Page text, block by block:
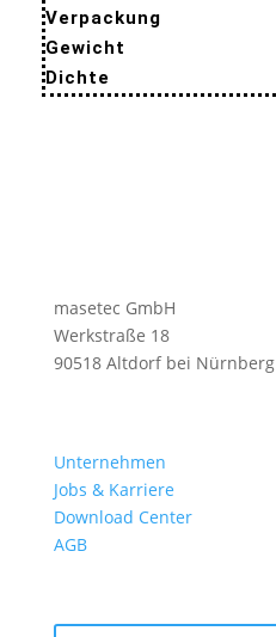
Verpackung
Gewicht
Dichte
masetec GmbH
Werkstraße 18
90518 Altdorf bei Nürnberg
Unternehmen
Jobs & Karriere
Download Center
AGB